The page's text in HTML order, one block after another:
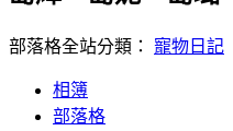
部落格全站分類： 寵物日記
相簿
部落格